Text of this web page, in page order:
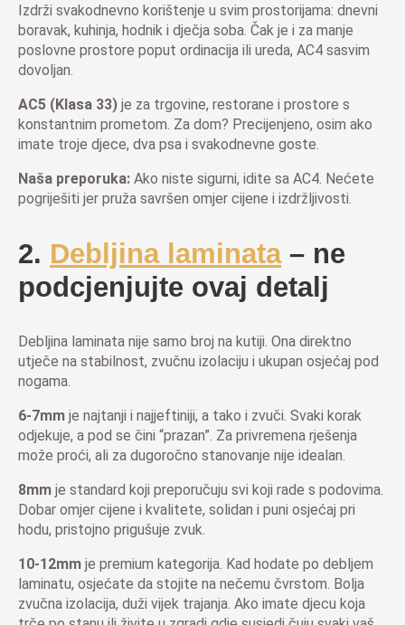
Izdrži svakodnevno korištenje u svim prostorijama: dnevni
boravak, kuhinja, hodnik i dječja soba. Čak je i za manje
poslovne prostore poput ordinacija ili ureda, AC4 sasvim
dovoljan.
AC5 (Klasa 33) je za trgovine, restorane i prostore s
konstantnim prometom. Za dom? Precijenjeno, osim ako
imate troje djece, dva psa i svakodnevne goste.
Naša preporuka: Ako niste sigurni, idite sa AC4. Nećete
pogriješiti jer pruža savršen omjer cijene i izdržljivosti.
2. Debljina laminata– ne
podcjenjujte ovaj detalj
Debljina laminata nije samo broj na kutiji. Ona direktno
utječe na stabilnost, zvučnu izolaciju i ukupan osjećaj pod
nogama.
6-7mm je najtanji i najjeftiniji, a tako i zvuči. Svaki korak
odjekuje, a pod se čini “prazan”. Za privremena rješenja
može proći, ali za dugoročno stanovanje nije idealan.
8mm je standard koji preporučuju svi koji rade s podovima.
Dobar omjer cijene i kvalitete, solidan i puni osjećaj pri
hodu, pristojno prigušuje zvuk.
10-12mm je premium kategorija. Kad hodate po debljem
laminatu, osjećate da stojite na nečemu čvrstom. Bolja
zvučna izolacija, duži vijek trajanja. Ako imate djecu koja